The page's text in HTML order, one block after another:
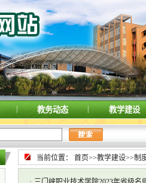
教务动态 教学建设
当前位置： 首页>>教学建设>>制